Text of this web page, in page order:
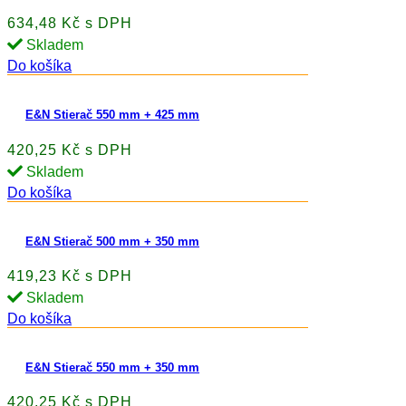
634,48 Kč s DPH
Skladem
Do košíka
E&N Stierač 550 mm + 425 mm
420,25 Kč s DPH
Skladem
Do košíka
E&N Stierač 500 mm + 350 mm
419,23 Kč s DPH
Skladem
Do košíka
E&N Stierač 550 mm + 350 mm
420,25 Kč s DPH